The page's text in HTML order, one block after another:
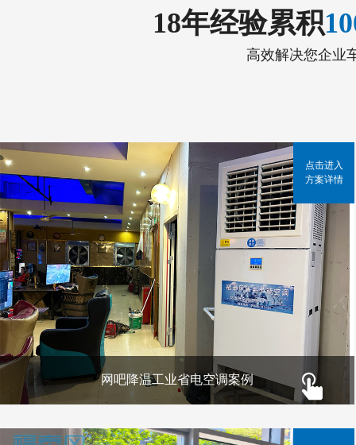
18年经验累积
高效解决您企业
网吧降温工业省电空调案例
点击进入
方案详情